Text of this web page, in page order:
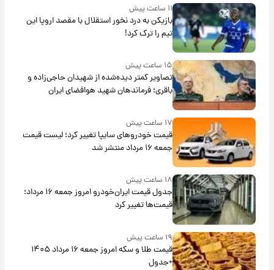
۱۱ ساعت پیش
بازیکن به درد نخور استقلال با مقصد اروپا این
تیم را ترک کرد!
۱۵ ساعت پیش
تصاویر کمتر دیده‌شده از شهیدان حاجی‌زاده و
باقری؛ فرماندهان شهید هوافضای ایران
۱۷ ساعت پیش
قیمت خودروهای سایپا تغییر کرد؛ لیست قیمت
جمعه ۱۶ مرداد منتشر شد
۱۸ ساعت پیش
جدول قیمت ایران‌خودرو امروز جمعه ۱۶ مرداد؛
قیمت‌ها تغییر کرد
۱۹ ساعت پیش
قیمت طلا و سکه امروز جمعه ۱۶ مرداد ۱۴۰۵
+جدول